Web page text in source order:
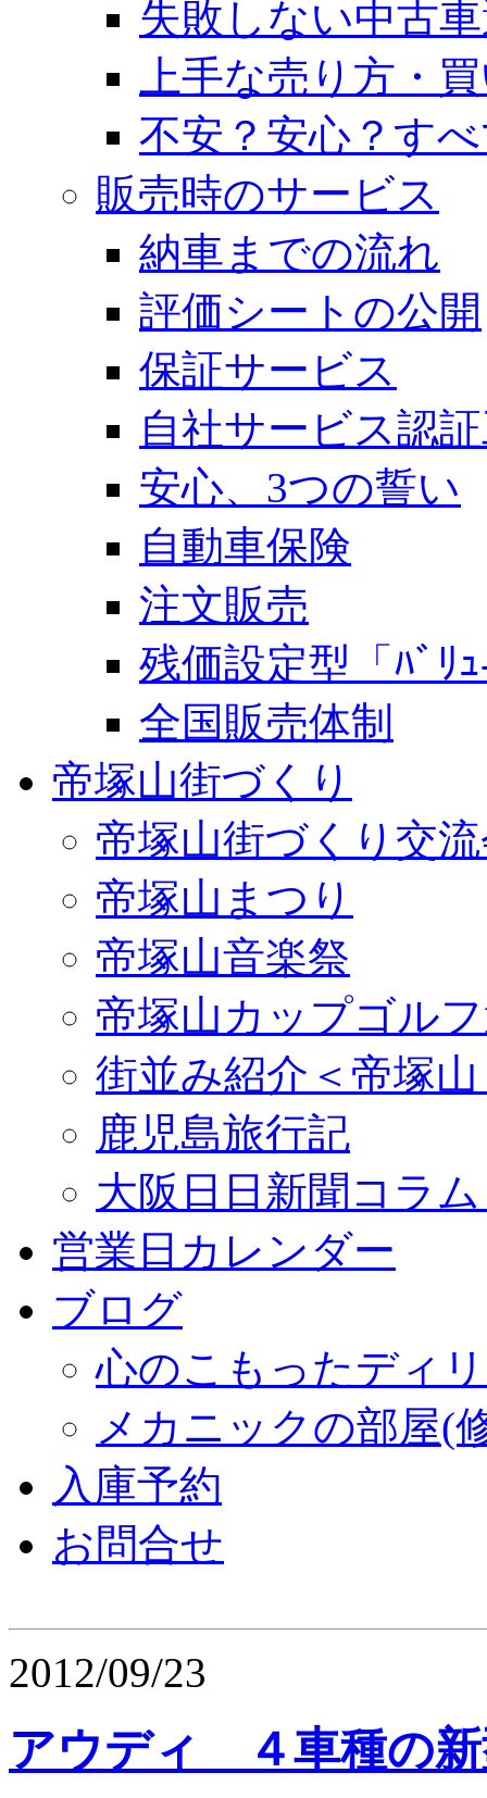
失敗しない中古
上手な売り方・
不安？安心？す
販売時のサービス
納車までの流れ
評価シートの公開
保証サービス
自社サービス認
安心、3つの誓い
自動車保険
注文販売
残価設定型「ﾊﾞﾘ
全国販売体制
帝塚山街づくり
帝塚山街づくり交
帝塚山まつり
帝塚山音楽祭
帝塚山カップゴル
街並み紹介＜帝塚
鹿児島旅行記
大阪日日新聞コラ
営業日カレンダー
ブログ
心のこもったディ
メカニックの部屋(
入庫予約
お問合せ
2012/09/23
アウディ ４車種の新